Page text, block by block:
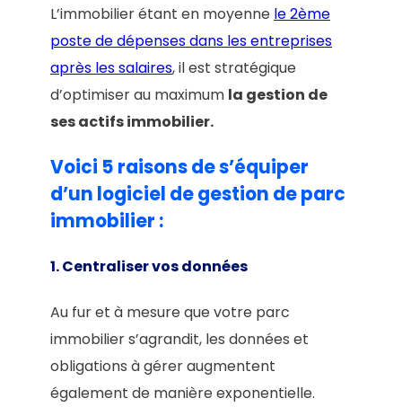
L’immobilier étant en moyenne le 2ème
poste de dépenses dans les entreprises
après les salaires, il est stratégique
d’optimiser au maximum la gestion de
ses actifs immobilier.
Voici 5 raisons de s’équiper
d’un logiciel de gestion de parc
immobilier :
1. Centraliser vos données
Au fur et à mesure que votre parc
immobilier s’agrandit, les données et
obligations à gérer augmentent
également de manière exponentielle.